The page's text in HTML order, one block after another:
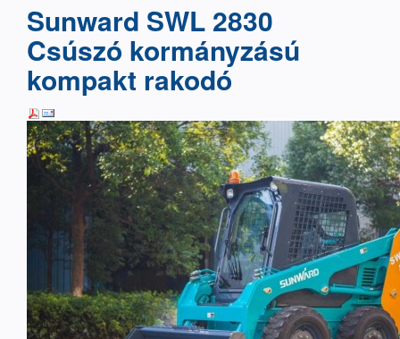
Sunward SWL 2830
Csúszó kormányzású
kompakt rakodó